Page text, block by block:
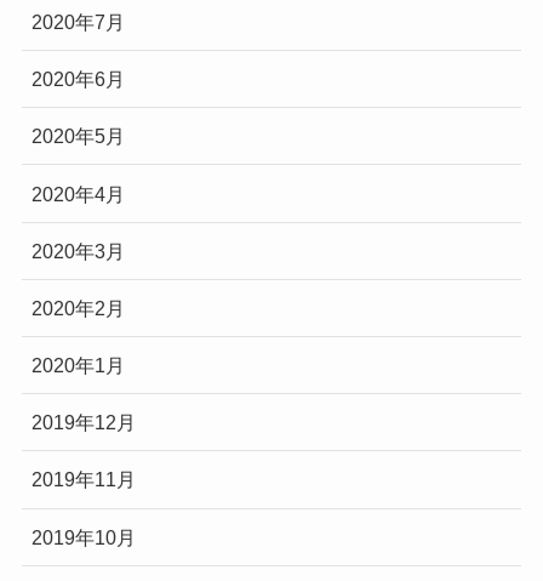
2020年7月
2020年6月
2020年5月
2020年4月
2020年3月
2020年2月
2020年1月
2019年12月
2019年11月
2019年10月